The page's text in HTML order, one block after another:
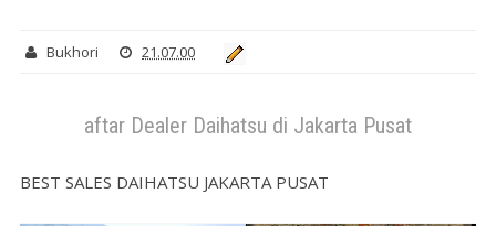
Bukhori 21.07.00
aftar Dealer Daihatsu di Jakarta Pusat
BEST SALES DAIHATSU JAKARTA PUSAT